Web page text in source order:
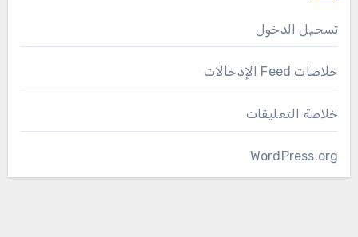
تسجيل الدخول
خلاصات Feed الإدخالات
خلاصة التعليقات
WordPress.org